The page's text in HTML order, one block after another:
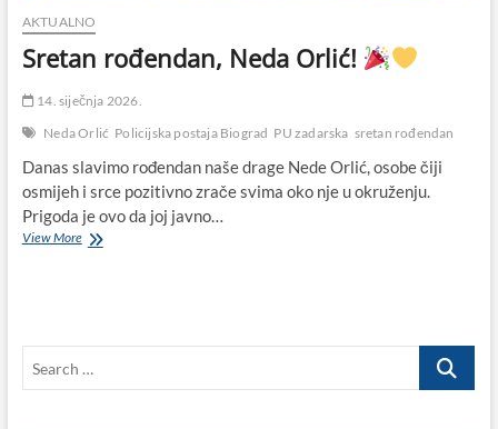
AKTUALNO
Sretan rođendan, Neda Orlić!
14. siječnja 2026.
Neda Orlić Policijska postaja Biograd PU zadarska sretan rođendan
Danas slavimo rođendan naše drage Nede Orlić, osobe čiji
osmijeh i srce pozitivno zrače svima oko nje u okruženju.
Prigoda je ovo da joj javno…
View MoreSretan
Search